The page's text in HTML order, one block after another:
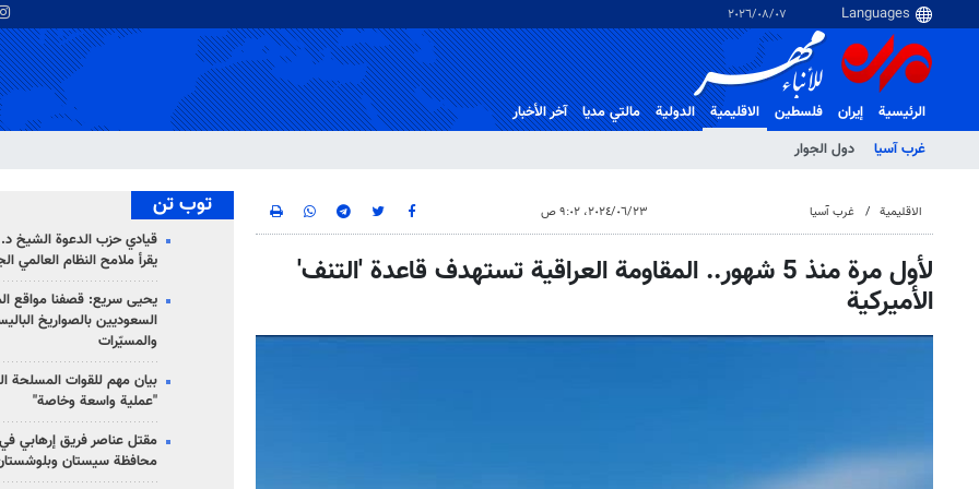
٠٧‏/٠٨‏/٢٠٢٦
الرئيسية إيران فلسطین
الاقلیمیة
غرب آسیا
دول الجوار
الدولية مالتي مدیا آخر الأخبار
الاقلیمیة غرب آسیا ٢٣‏/٠٦‏/٢٠٢٤، ٩:٠٢ ص
لأول مرة منذ 5 شهور.. المقاومة العراقية تستهدف قاعدة 'التنف'
الأميركية
توب تن
قيادي حزب الدعوة الشيخ
يقرأ ملامح النظام العالمي
يحيى سريع: قصفنا مواقع
السعوديين بالصواريخ
والمسيّرات
بيان مهم للقوات المسلحة
"عملية واسعة وخاصة"
مقتل عناصر فريق إرهابي
محافظة سيستان